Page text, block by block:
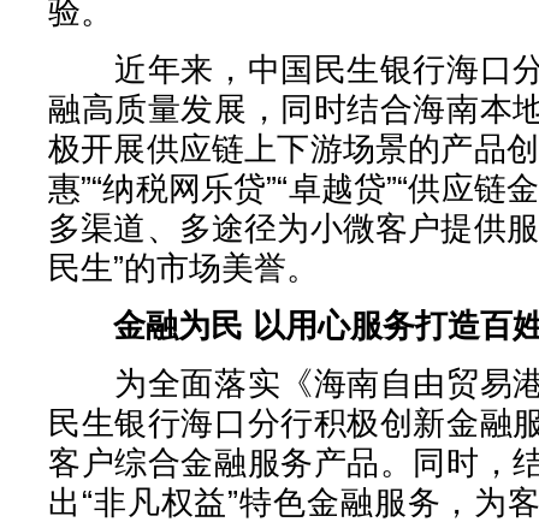
验。
近年来，中国民生银行海口
融高质量发展，同时结合海南本
极开展供应链上下游场景的产品
惠”“纳税网乐贷”“卓越贷”“供应链
多渠道、多途径为小微客户提供
民生”的市场美誉。
金融为民 以用心服务打造百
为全面落实《海南自由贸易
民生银行海口分行积极创新金融
客户综合金融服务产品。同时，
出“非凡权益”特色金融服务，为